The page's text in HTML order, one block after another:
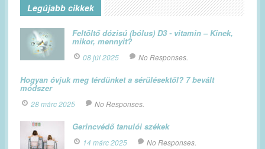
Legújabb cikkek
Feltöltő dózisú (bólus) D3 - vitamin – Kinek,
mikor, mennyit?
08 júl 2025 No Responses.
Hogyan óvjuk meg térdünket a sérülésektől? 7 bevált
módszer
28 márc 2025 No Responses.
Gerincvédő tanulói székek
14 márc 2025 No Responses.